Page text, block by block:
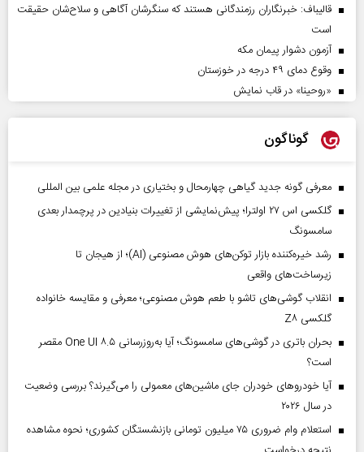
قالیباف: خبرنگاران رزمندگانی هستند که سنگرشان آگاهی و سلاح‌شان حقیقت
است
آزمون دشوار پیمان مکه
وقوع دمای ۴۹ درجه در خوزستان
«روحینا» در قاب نمایش
گوناگون
معرفی گونه جدید گیاهی چهارمحال و بختیاری در مجله علمی بین المللی
گلکسی اس ۲۷ اولترا؛ پیش‌نمایشی از تغییرات بنیادین در پرچمدار بعدی
سامسونگ
رشد خیره‌کننده بازار توکن‌های هوش مصنوعی (AI)؛ از هیجان تا
زیرساخت‌های واقعی
انقلاب گوشی‌های تاشو‌ با طعم هوش مصنوعی؛ معرفی و مقایسه خانواده
گلکسی Z۸
بحران باتری در گوشی‌های سامسونگ؛ آیا به‌روزرسانی One UI ۸.۵ مقصر
است؟
آیا خودروهای خودران جای ماشین‌های معمولی را می‌گیرند؟ بررسی وضعیت
در سال ۲۰۲۶
استعلام وام ضروری ۷۵ میلیون تومانی بازنشستگان کشوری؛ نحوه مشاهده